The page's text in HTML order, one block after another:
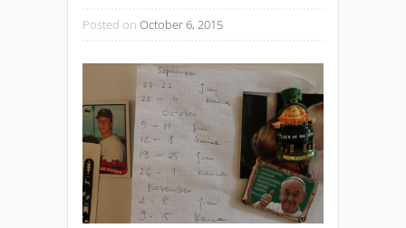
Posted on October 6, 2015